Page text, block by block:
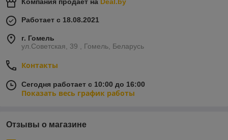
Работает с 18.08.2021
г. Гомель
ул.Советская, 39 , Гомель, Беларусь
Контакты
Сегодня работает с 10:00 до 16:00
Показать весь график работы
Отзывы о магазине